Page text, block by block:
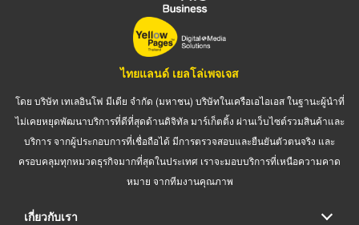
ไทยแลนด์ เยลโล่เพจเจส
โดย บริษัท เทเลอินโฟ มีเดีย จำกัด (มหาชน) บริษัทในเครือเอไอเอส ในฐานะผู้นำที่
ไม่เคยหยุดพัฒนาบริการที่ดีที่สุดด้านดิจิทัล มาร์เก็ตติ้ง ผ่านเว็บไซต์รวมสินค้าและ
บริการ จากผู้ประกอบการที่เชื่อถือได้ มีการตรวจสอบและยืนยันตัวตนจริง และ
ครอบคลุมทุกหมวดธุรกิจมากที่สุดในประเทศ เราจะมอบบริการที่เหนือความคาด
หมาย จากทีมงานคุณภาพ
เกี่ยวกับเรา